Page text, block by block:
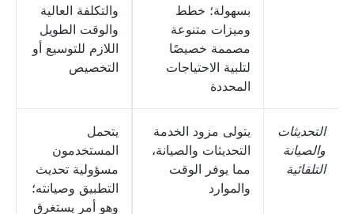
بسهولة؛ خطط
وميزات متنوعة
مصممة خصيصًا
لتلبية الاحتياجات
المحددة
والتكلفة العالية
والوقت الطويل
اللازم للتوسيع أو
التخصيص
التحديثات
والصيانة
التلقائية
يتولى مزود الخدمة
التحديثات والصيانة،
مما يوفر الوقت
والموارد
يتحمل
المستخدمون
مسؤولية تحديث
التطبيق وصيانته؛
وهو أمر يستغرق